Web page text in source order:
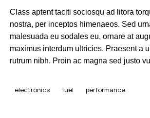
Class aptent taciti sociosqu ad litora
nostra, per inceptos himenaeos. Sed
malesuada eu sodales eu, ornare at
maximus interdum ultricies. Praesent a
rutrum nibh. Proin ac magna sed justo
electronics fuel performance